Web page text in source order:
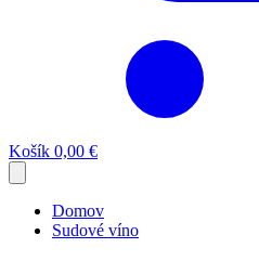
Košík 0,00 €
Domov
Sudové víno